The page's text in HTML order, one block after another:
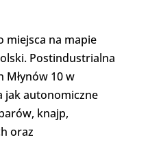
miejsca na mapie
Postindustrialna
Młynów 10 w
jak autonomiczne
knajp,
oraz